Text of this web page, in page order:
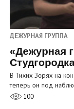
ДЕЖУРНАЯ ГРУППА
«Дежурная
В Тихих Зорях на
теперь он под
100